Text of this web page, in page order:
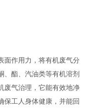
面作用力，将有机废气分
、酯、汽油类等有机溶剂
废气治理，它能有效地净
保工人身体健康，并能回